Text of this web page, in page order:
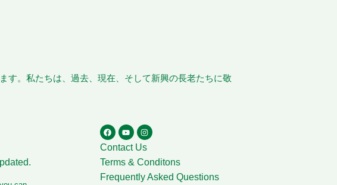
す。私たちは、過去、現在、そして新興の長老たちに敬
Contact Us
Terms & Conditons
Frequently Asked Questions